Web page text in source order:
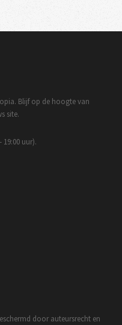
Blijf op de hoogte van
site.
19:00 uur).
door auteursrecht en